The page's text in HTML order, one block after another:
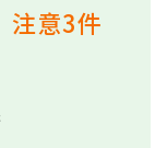
注意3件